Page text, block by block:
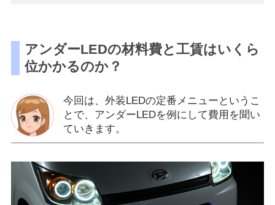
アンダーLEDの材料費と工賃はいくら
位かかるのか？
今回は、外装LEDの定番メニューというこ
とで、アンダーLEDを例にして費用を聞い
ていきます。